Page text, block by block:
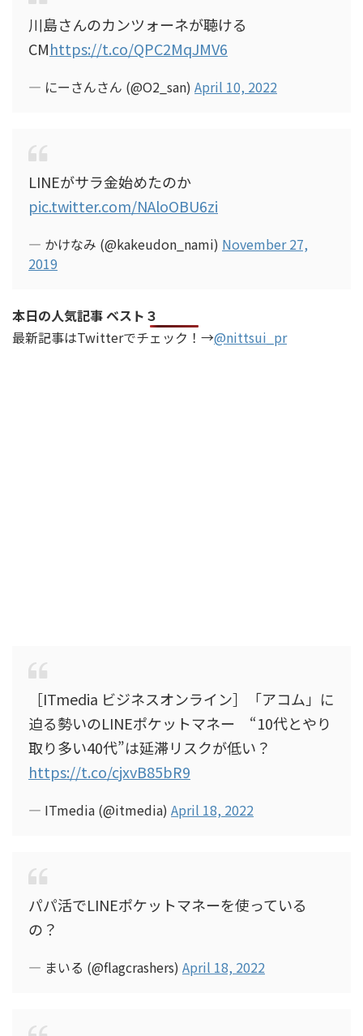
川島さんのカンツォーネが聴ける
CMhttps://t.co/QPC2MqJMV6
— にーさんさん (@O2_san) April 10, 2022
LINEがサラ金始めたのか
pic.twitter.com/NAloOBU6zi
— かけなみ (@kakeudon_nami) November 27,
2019
本日の人気記事 ベスト３
最新記事はTwitterでチェック！→@nittsui_pr
［ITmedia ビジネスオンライン］「アコム」に
迫る勢いのLINEポケットマネー “10代とやり
取り多い40代”は延滞リスクが低い？
https://t.co/cjxvB85bR9
— ITmedia (@itmedia) April 18, 2022
パパ活でLINEポケットマネーを使っている
の？
— まいる (@flagcrashers) April 18, 2022